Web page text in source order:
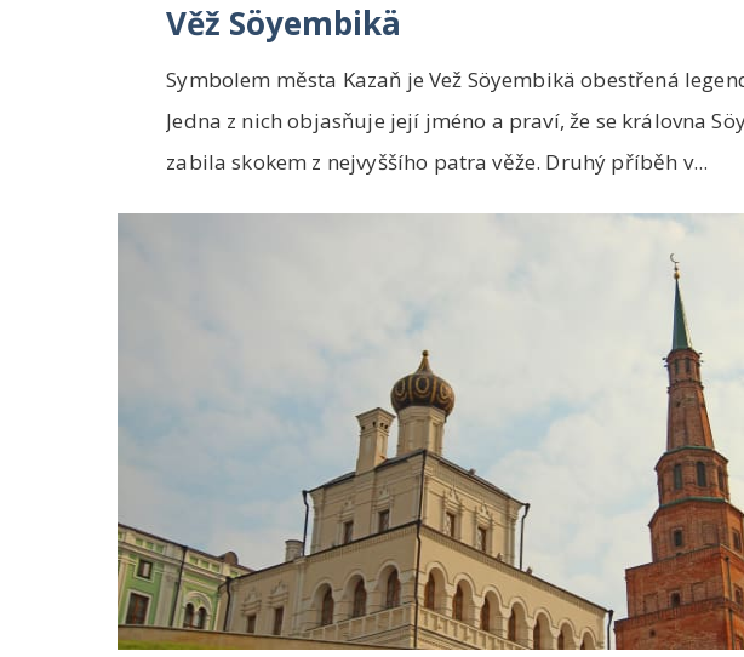
Věž Söyembikä
Symbolem města Kazaň je Vež Söyembikä obestřená
Jedna z nich objasňuje její jméno a praví, že se královna
zabila skokem z nejvyššího patra věže. Druhý příběh v...